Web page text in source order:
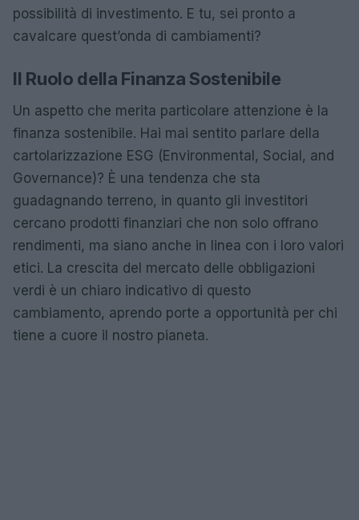
possibilità di investimento. E tu, sei pronto a
cavalcare quest’onda di cambiamenti?
Il Ruolo della Finanza Sostenibile
Un aspetto che merita particolare attenzione è la
finanza sostenibile. Hai mai sentito parlare della
cartolarizzazione ESG (Environmental, Social, and
Governance)? È una tendenza che sta
guadagnando terreno, in quanto gli investitori
cercano prodotti finanziari che non solo offrano
rendimenti, ma siano anche in linea con i loro valori
etici. La crescita del mercato delle obbligazioni
verdi è un chiaro indicativo di questo
cambiamento, aprendo porte a opportunità per chi
tiene a cuore il nostro pianeta.